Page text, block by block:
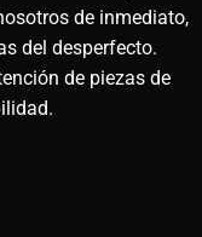
de inmediato,
del desperfecto.
de piezas de